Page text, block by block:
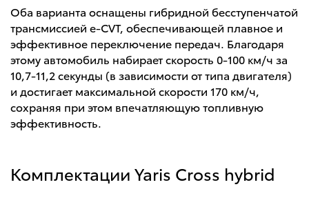
Оба варианта оснащены гибридной бесступенчатой
трансмиссией e-CVT, обеспечивающей плавное и
эффективное переключение передач. Благодаря
этому автомобиль набирает скорость 0-100 км/ч за
10,7-11,2 секунды (в зависимости от типа двигателя)
и достигает максимальной скорости 170 км/ч,
сохраняя при этом впечатляющую топливную
эффективность.
Комплектации Yaris Cross hybrid